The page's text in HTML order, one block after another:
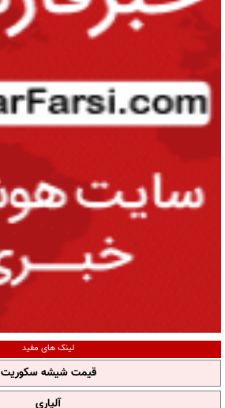
لینک های مفید
قیمت شیشه سکوریت
آلپاری